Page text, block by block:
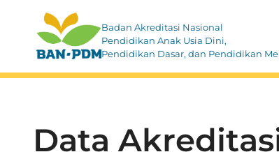
Badan Akreditasi Nasional
Pendidikan Anak Usia Dini,
Pendidikan Dasar, dan Pendidikan
Data